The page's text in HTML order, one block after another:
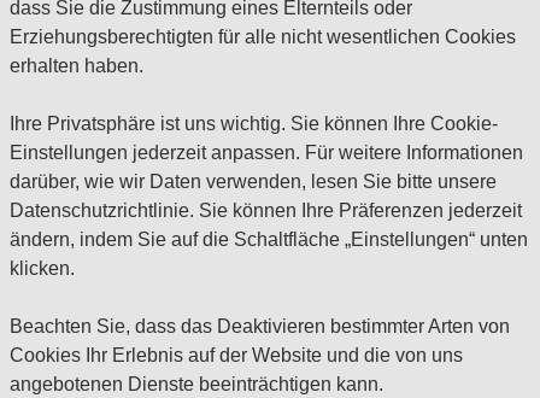
dass Sie die Zustimmung eines Elternteils oder
Erziehungsberechtigten für alle nicht wesentlichen Cookies
erhalten haben.
Ihre Privatsphäre ist uns wichtig. Sie können Ihre Cookie-
Einstellungen jederzeit anpassen. Für weitere Informationen
darüber, wie wir Daten verwenden, lesen Sie bitte unsere
Datenschutzrichtlinie. Sie können Ihre Präferenzen jederzeit
ändern, indem Sie auf die Schaltfläche „Einstellungen“ unten
klicken.
Beachten Sie, dass das Deaktivieren bestimmter Arten von
Cookies Ihr Erlebnis auf der Website und die von uns
angebotenen Dienste beeinträchtigen kann.